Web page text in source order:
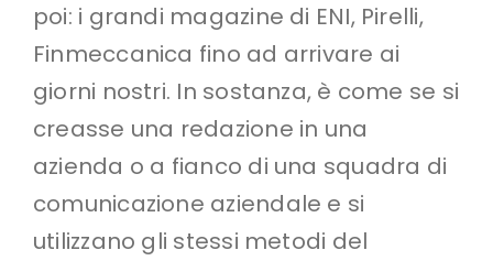
poi: i grandi magazine di ENI, Pirelli,
Finmeccanica fino ad arrivare ai
giorni nostri. In sostanza, è come se si
creasse una redazione in una
azienda o a fianco di una squadra di
comunicazione aziendale e si
utilizzano gli stessi metodi del